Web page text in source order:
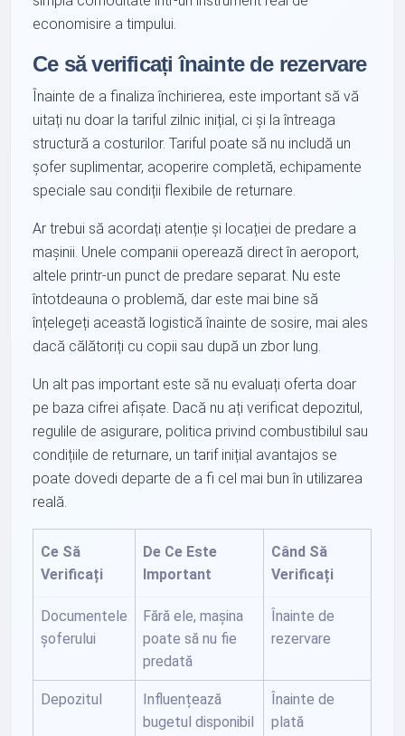
economisire a timpului.
Ce să verificați înainte de rezervare
Înainte de a finaliza închirierea, este important să vă
uitați nu doar la tariful zilnic inițial, ci și la întreaga
structură a costurilor. Tariful poate să nu includă un
șofer suplimentar, acoperire completă, echipamente
speciale sau condiții flexibile de returnare.
Ar trebui să acordați atenție și locației de predare a
mașinii. Unele companii operează direct în aeroport,
altele printr-un punct de predare separat. Nu este
întotdeauna o problemă, dar este mai bine să
înțelegeți această logistică înainte de sosire, mai ales
dacă călătoriți cu copii sau după un zbor lung.
Un alt pas important este să nu evaluați oferta doar
pe baza cifrei afișate. Dacă nu ați verificat depozitul,
regulile de asigurare, politica privind combustibilul sau
condițiile de returnare, un tarif inițial avantajos se
poate dovedi departe de a fi cel mai bun în utilizarea
reală.
Ce Să
Verificați
De Ce Este
Important
Când Să
Verificați
Documentele
șoferului
Fără ele, mașina
poate să nu fie
predată
Înainte de
rezervare
Depozitul
Influențează
bugetul disponibil
Înainte de
plată